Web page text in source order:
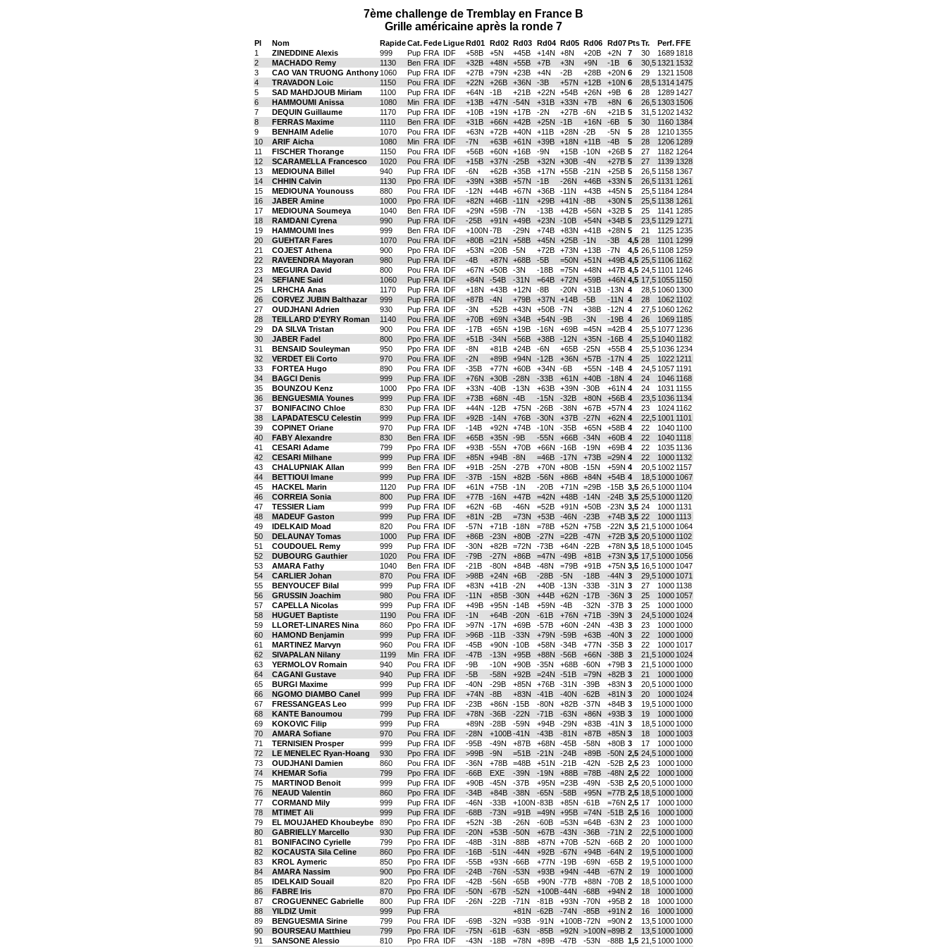
7ème challenge de Tremblay en France B
Grille américaine après la ronde 7
Pl Nom RapideCat.FedeLigueRd01 Rd02 Rd03 Rd04 Rd05 Rd06 Rd07PtsTr. Perf.FFE
1
ZINEDDINE Alexis 999 Pup FRA IDF +58B +5N +45B +14N +8N +20B +2N 7 30 1689 1818
2
MACHADO Remy 1130 Ben FRA IDF +32B +48N +55B +7B +3N +9N -1B 6 30,5 1321 1532
3
CAO VAN TRUONG Anthony 1060 Pup FRA IDF +27B +79N +23B +4N -2B +28B +20N 6 29 1321 1508
4
TRAVADON Loic 1150 Pou FRA IDF +22N +26B +36N -3B +57N +12B +10N 6 28,5 1314 1475
5
SAD MAHDJOUB Miriam 1100 Pup FRA IDF +64N -1B +21B +22N +54B +26N +9B 6 28 1289 1427
6
HAMMOUMI Anissa 1080 Min FRA IDF +13B +47N -54N +31B +33N +7B +8N 6 26,5 1303 1506
7
DEQUIN Guillaume 1170 Pup FRA IDF +10B +19N +17B -2N +27B -6N +21B 5 31,5 1202 1432
8
FERRAS Maxime 1110 Ben FRA IDF +31B +66N +42B +25N -1B +16N -6B 5 30 1160 1384
9
BENHAIM Adelie 1070 Pou FRA IDF +63N +72B +40N +11B +28N -2B -5N 5 28 1210 1355
10
ARIF Aicha 1080 Min FRA IDF -7N +63B +61N +39B +18N +11B -4B 5 28 1206 1289
11
FISCHER Thorange 1150 Pou FRA IDF +56B +60N +16B -9N +15B -10N +26B 5 27 1182 1264
12
SCARAMELLA Francesco 1020 Pou FRA IDF +15B +37N -25B +32N +30B -4N +27B 5 27 1139 1328
13
MEDIOUNA Billel 940 Pup FRA IDF -6N +62B +35B +17N +55B -21N +25B 5 26,5 1158 1367
14
CHHIN Calvin 1130 Ppo FRA IDF +39N +38B +57N -1B -26N +46B +33N 5 26,5 1131 1261
15
MEDIOUNA Younouss 880 Pou FRA IDF -12N +44B +67N +36B -11N +43B +45N 5 25,5 1184 1284
16
JABER Amine 1000 Ppo FRA IDF +82N +46B -11N +29B +41N -8B +30N 5 25,5 1138 1261
17
MEDIOUNA Soumeya 1040 Ben FRA IDF +29N +59B -7N -13B +42B +56N +32B 5 25 1141 1285
18
RAMDANI Cyrena 990 Pup FRA IDF -25B +91N +49B +23N -10B +54N +34B 5 23,5 1129 1271
19
HAMMOUMI Ines 999 Ben FRA IDF +100N -7B -29N +74B +83N +41B +28N 5 21 1125 1235
20
GUEHTAR Fares 1070 Pou FRA IDF +80B =21N +58B +45N +25B -1N -3B 4,5 28 1101 1299
21
COJEST Athena 900 Ppo FRA IDF +53N =20B -5N +72B +73N +13B -7N 4,5 26,5 1108 1259
22
RAVEENDRA Mayoran 980 Pup FRA IDF -4B +87N +68B -5B =50N +51N +49B 4,5 25,5 1106 1162
23
MEGUIRA David 800 Pou FRA IDF +67N +50B -3N -18B =75N +48N +47B 4,5 24,5 1101 1246
24
SEFIANE Said 1060 Pup FRA IDF +84N -54B -31N =64B +72N +59B +46N 4,5 17,5 1055 1150
25
LRHCHA Anas 1170 Pup FRA IDF +18N +43B +12N -8B -20N +31B -13N 4 28,5 1060 1300
26
CORVEZ JUBIN Balthazar 999 Pup FRA IDF +87B -4N +79B +37N +14B -5B -11N 4 28 1062 1102
27
OUDJHANI Adrien 930 Pup FRA IDF -3N +52B +43N +50B -7N +38B -12N 4 27,5 1060 1262
28
TEILLARD D'EYRY Roman 1140 Pou FRA IDF +70B +69N +34B +54N -9B -3N -19B 4 26 1069 1185
29
DA SILVA Tristan 900 Pou FRA IDF -17B +65N +19B -16N +69B =45N =42B 4 25,5 1077 1236
30
JABER Fadel 800 Ppo FRA IDF +51B -34N +56B +38B -12N +35N -16B 4 25,5 1040 1182
31
BENSAID Souleyman 950 Ppo FRA IDF -8N +81B +24B -6N +65B -25N +55B 4 25,5 1036 1234
32
VERDET Eli Corto 970 Pou FRA IDF -2N +89B +94N -12B +36N +57B -17N 4 25 1022 1211
33
FORTEA Hugo 890 Pou FRA IDF -35B +77N +60B +34N -6B +55N -14B 4 24,5 1057 1191
34
BAGCI Denis 999 Pup FRA IDF +76N +30B -28N -33B +61N +40B -18N 4 24 1046 1168
35
BOUNZOU Kenz 1000 Ppo FRA IDF +33N -40B -13N +63B +39N -30B +61N 4 24 1031 1155
36
BENGUESMIA Younes 999 Pup FRA IDF +73B +68N -4B -15N -32B +80N +56B 4 23,5 1036 1134
37
BONIFACINO Chloe 830 Pup FRA IDF +44N -12B +75N -26B -38N +67B +57N 4 23 1024 1162
38
LAPADATESCU Celestin 999 Pup FRA IDF +92B -14N +76B -30N +37B -27N +62N 4 22,5 1001 1101
39
COPINET Oriane 970 Pup FRA IDF -14B +92N +74B -10N -35B +65N +58B 4 22 1040 1100
40
FABY Alexandre 830 Ben FRA IDF +65B +35N -9B -55N +66B -34N +60B 4 22 1040 1118
41
CESARI Adame 799 Ppo FRA IDF +93B -55N +70B +66N -16B -19N +69B 4 22 1035 1136
42
CESARI Milhane 999 Pup FRA IDF +85N +94B -8N =46B -17N +73B =29N 4 22 1000 1132
43
CHALUPNIAK Allan 999 Ben FRA IDF +91B -25N -27B +70N +80B -15N +59N 4 20,5 1002 1157
44
BETTIOUI Imane 999 Pup FRA IDF -37B -15N +82B -56N +86B +84N +54B 4 18,5 1000 1067
45
HACKEL Marin 1120 Pup FRA IDF +61N +75B -1N -20B +71N =29B -15B 3,5 26,5 1000 1104
46
CORREIA Sonia 800 Pup FRA IDF +77B -16N +47B =42N +48B -14N -24B 3,5 25,5 1000 1120
47
TESSIER Liam 999 Pup FRA IDF +62N -6B -46N =52B +91N +50B -23N 3,5 24 1000 1131
48
MADEUF Gaston 999 Pup FRA IDF +81N -2B =73N +53B -46N -23B +74B 3,5 22 1000 1113
49
IDELKAID Moad 820 Pou FRA IDF -57N +71B -18N =78B +52N +75B -22N 3,5 21,5 1000 1064
50
DELAUNAY Tomas 1000 Pup FRA IDF +86B -23N +80B -27N =22B -47N +72B 3,5 20,5 1000 1102
51
COUDOUEL Remy 999 Pup FRA IDF -30N +82B =72N -73B +64N -22B +78N 3,5 18,5 1000 1045
52
DUBOURG Gauthier 1020 Pou FRA IDF -79B -27N +86B =47N -49B +81B +73N 3,5 17,5 1000 1056
53
AMARA Fathy 1040 Ben FRA IDF -21B -80N +84B -48N =79B +91B +75N 3,5 16,5 1000 1047
54
CARLIER Johan 870 Pou FRA IDF >98B +24N +6B -28B -5N -18B -44N 3 29,5 1000 1071
55
BENYOUCEF Bilal 999 Pup FRA IDF +83N +41B -2N +40B -13N -33B -31N 3 27 1000 1138
56
GRUSSIN Joachim 980 Pou FRA IDF -11N +85B -30N +44B +62N -17B -36N 3 25 1000 1057
57
CAPELLA Nicolas 999 Pup FRA IDF +49B +95N -14B +59N -4B -32N -37B 3 25 1000 1000
58
HUGUET Baptiste 1190 Pou FRA IDF -1N +64B -20N -61B +76N +71B -39N 3 24,5 1000 1024
59
LLORET-LINARES Nina 860 Ppo FRA IDF >97N -17N +69B -57B +60N -24N -43B 3 23 1000 1000
60
HAMOND Benjamin 999 Pup FRA IDF >96B -11B -33N +79N -59B +63B -40N 3 22 1000 1000
61
MARTINEZ Marvyn 960 Pou FRA IDF -45B +90N -10B +58N -34B +77N -35B 3 22 1000 1017
62
SIVAPALAN Nilany 1199 Min FRA IDF -47B -13N +95B +88N -56B +66N -38B 3 21,5 1000 1024
63
YERMOLOV Romain 940 Pou FRA IDF -9B -10N +90B -35N +68B -60N +79B 3 21,5 1000 1000
64
CAGANI Gustave 940 Pup FRA IDF -5B -58N +92B =24N -51B =79N +82B 3 21 1000 1000
65
BURGI Maxime 999 Pup FRA IDF -40N -29B +85N +76B -31N -39B +83N 3 20,5 1000 1000
66
NGOMO DIAMBO Canel 999 Pup FRA IDF +74N -8B +83N -41B -40N -62B +81N 3 20 1000 1024
67
FRESSANGEAS Leo 999 Pup FRA IDF -23B +86N -15B -80N +82B -37N +84B 3 19,5 1000 1000
68
KANTE Banoumou 799 Pup FRA IDF +78N -36B -22N -71B -63N +86N +93B 3 19 1000 1000
69
KOKOVIC Filip 999 Pup FRA +89N -28B -59N +94B -29N +83B -41N 3 18,5 1000 1000
70
AMARA Sofiane 970 Pou FRA IDF -28N +100B-41N -43B -81N +87B +85N 3 18 1000 1003
71
TERNISIEN Prosper 999 Pup FRA IDF -95B -49N +87B +68N -45B -58N +80B 3 17 1000 1000
72
LE MENELEC Ryan-Hoang 930 Ppo FRA IDF >99B -9N =51B -21N -24B +89B -50N 2,5 24,5 1000 1000
73
OUDJHANI Damien 860 Pou FRA IDF -36N +78B =48B +51N -21B -42N -52B 2,5 23 1000 1000
74
KHEMAR Sofia 799 Ppo FRA IDF -66B EXE -39N -19N +88B =78B -48N 2,5 22 1000 1000
75
MARTINOD Benoit 999 Pup FRA IDF +90B -45N -37B +95N =23B -49N -53B 2,5 20,5 1000 1000
76
NEAUD Valentin 860 Ppo FRA IDF -34B +84B -38N -65N -58B +95N =77B 2,5 18,5 1000 1000
77
CORMAND Mily 999 Pup FRA IDF -46N -33B +100N -83B +85N -61B =76N 2,5 17 1000 1000
78
MTIMET Ali 999 Pup FRA IDF -68B -73N =91B =49N +95B =74N -51B 2,5 16 1000 1000
79
EL MOUJAHED Khoubeybe 890 Ppo FRA IDF +52N -3B -26N -60B =53N =64B -63N 2 23 1000 1000
80
GABRIELLY Marcello 930 Pup FRA IDF -20N +53B -50N +67B -43N -36B -71N 2 22,5 1000 1000
81
BONIFACINO Cyrielle 799 Ppo FRA IDF -48B -31N -88B +87N +70B -52N -66B 2 20 1000 1000
82
KOCAUSTA Sila Celine 860 Ppo FRA IDF -16B -51N -44N +92B -67N +94B -64N 2 19,5 1000 1000
83
KROL Aymeric 850 Ppo FRA IDF -55B +93N -66B +77N -19B -69N -65B 2 19,5 1000 1000
84
AMARA Nassim 900 Ppo FRA IDF -24B -76N -53N +93B +94N -44B -67N 2 19 1000 1000
85
IDELKAID Souail 820 Ppo FRA IDF -42B -56N -65B +90N -77B +88N -70B 2 18,5 1000 1000
86
FABRE Iris 870 Ppo FRA IDF -50N -67B -52N +100B-44N -68B +94N 2 18 1000 1000
87
CROGUENNEC Gabrielle 800 Pup FRA IDF -26N -22B -71N -81B +93N -70N +95B 2 18 1000 1000
88
YILDIZ Umit 999 Pup FRA +81N -62B -74N -85B +91N 2 16 1000 1000
89
BENGUESMIA Sirine 799 Pou FRA IDF -69B -32N =93B -91N +100B-72N =90N 2 13,5 1000 1000
90
BOURSEAU Matthieu 799 Ppo FRA IDF -75N -61B -63N -85B =92N >100N =89B 2 13,5 1000 1000
91
SANSONE Alessio 810 Ppo FRA IDF -43N -18B =78N +89B -47B -53N -88B 1,5 21,5 1000 1000